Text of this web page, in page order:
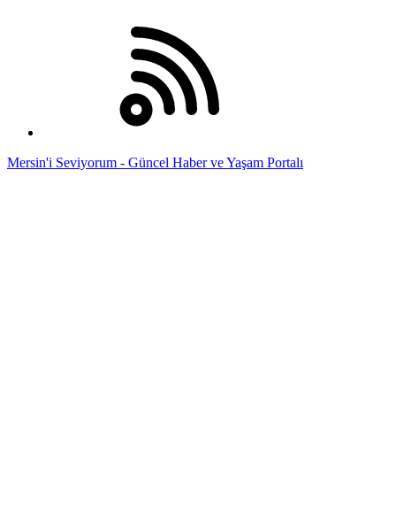
Mersin'i Seviyorum - Güncel Haber ve Yaşam Portalı